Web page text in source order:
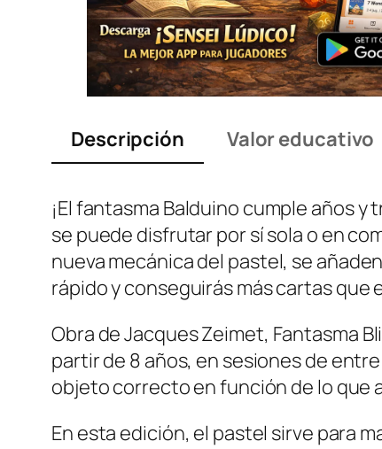
Descripción Valor educativo
¡El fantasma Balduino cumple años
se puede disfrutar por sí sola o en
nueva mecánica del pastel, se
rápido y conseguirás más cartas que
Obra de Jacques Zeimet, Fantasma
partir de 8 años, en sesiones de
objeto correcto en función de lo que
En esta edición, el pastel sirve para